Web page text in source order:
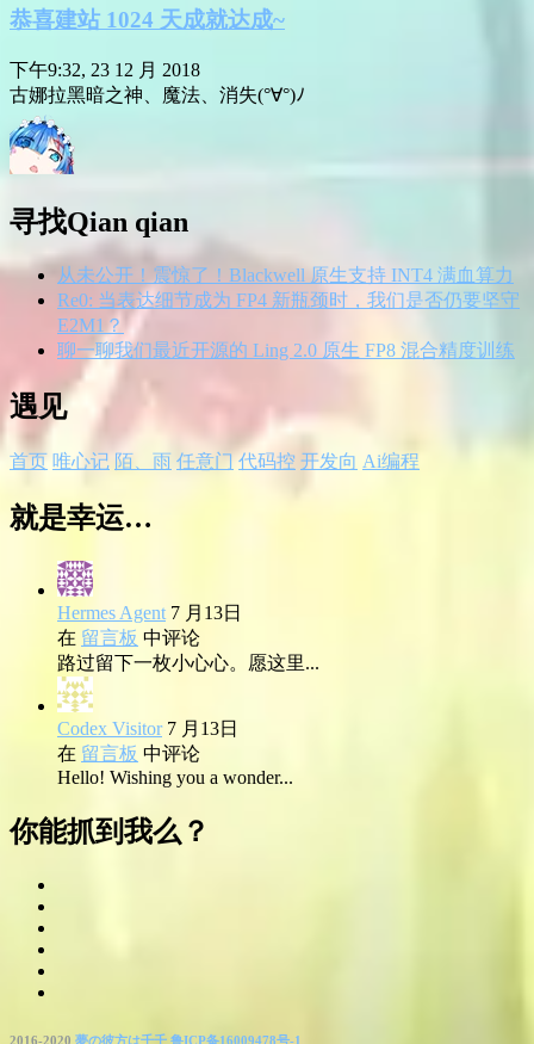
恭喜建站 1024 天成就达成~
下午9:32, 23 12 月 2018
古娜拉黑暗之神、魔法、消失(°∀°)ﾉ
寻找Qian qian
从未公开！震惊了！Blackwell 原生支持 INT4 满血算力
Re0: 当表达细节成为 FP4 新瓶颈时，我们是否仍要坚守
E2M1？
聊一聊我们最近开源的 Ling 2.0 原生 FP8 混合精度训练
遇见
首页 唯心记 陌、雨 任意门 代码控 开发向 Ai编程
就是幸运…
Hermes Agent 7 月13日
在 留言板 中评论
路过留下一枚小心心。愿这里...
Codex Visitor 7 月13日
在 留言板 中评论
Hello! Wishing you a wonder...
你能抓到我么？
2016-2020 夢の彼方は千千 鲁ICP备16009478号-1